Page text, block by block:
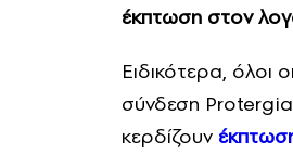
έκπτωση στον
Ειδικότερα, όλοι
σύνδεση
κερδίζουν